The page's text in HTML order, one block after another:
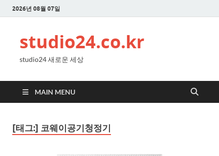
2026년 08월 07일
studio24.co.kr
studio24 새로운 세상
MAIN MENU
[태그:] 코웨이공기청정기